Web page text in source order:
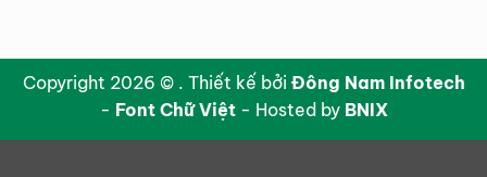
Copyright 2026 © . Thiết kế bởi Đông Nam Infotech
- Font Chữ Việt- Hosted by BNIX